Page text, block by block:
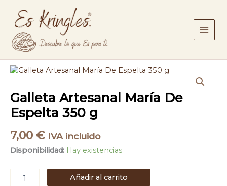
contenido
Galleta Artesanal María De
Espelta 350 g
7,00 € IVA incluido
Disponibilidad: Hay existencias
Galleta
De
Espelta
350
g
cantidad
Añadir al carrito
Espelta
350
cantidad